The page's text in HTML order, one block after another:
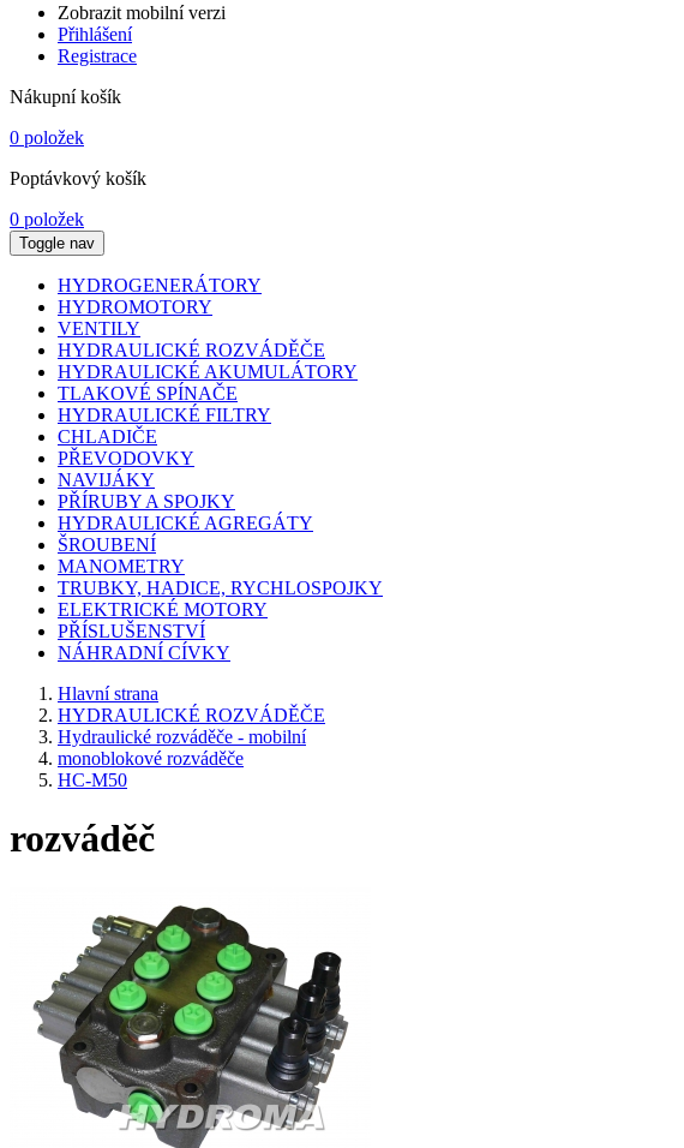
Zobrazit mobilní verzi
Přihlášení
Registrace
Nákupní košík
0 položek
Poptávkový košík
0 položek
Toggle nav
HYDROGENERÁTORY
HYDROMOTORY
VENTILY
HYDRAULICKÉ ROZVÁDĚČE
HYDRAULICKÉ AKUMULÁTORY
TLAKOVÉ SPÍNAČE
HYDRAULICKÉ FILTRY
CHLADIČE
PŘEVODOVKY
NAVIJÁKY
PŘÍRUBY A SPOJKY
HYDRAULICKÉ AGREGÁTY
ŠROUBENÍ
MANOMETRY
TRUBKY, HADICE, RYCHLOSPOJKY
ELEKTRICKÉ MOTORY
PŘÍSLUŠENSTVÍ
NÁHRADNÍ CÍVKY
Hlavní strana
HYDRAULICKÉ ROZVÁDĚČE
Hydraulické rozváděče - mobilní
monoblokové rozváděče
HC-M50
rozváděč